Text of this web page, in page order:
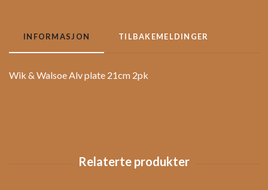
INFORMASJON TILBAKEMELDINGER
Wik & Walsoe Alv plate 21cm 2pk